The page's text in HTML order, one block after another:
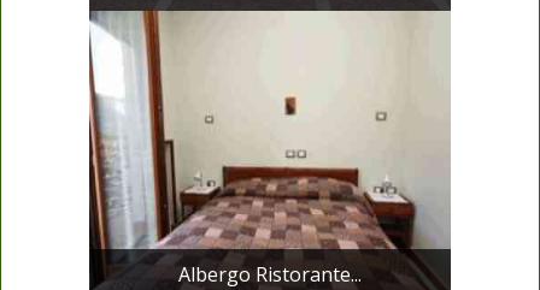
Albergo Ristorante...